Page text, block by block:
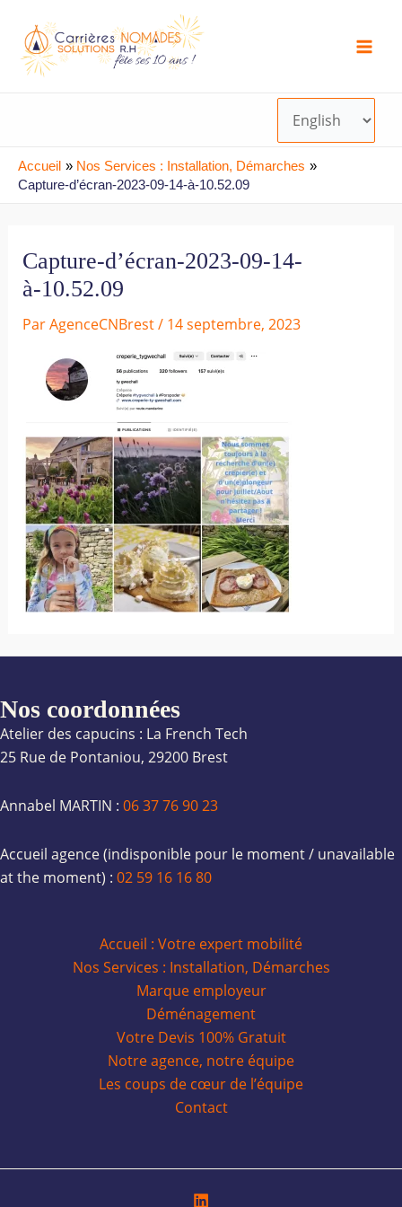
contenu
Accueil
Nos Services : Installation, Démarches
Capture-d’écran-2023-09-14-à-10.52.09
Capture-d’écran-2023-09-14-
à-10.52.09
ParAgenceCNBrest/ 14 septembre, 2023
Nos coordonnées
Atelier des capucins : La French Tech
25 Rue de Pontaniou, 29200 Brest
Annabel MARTIN : 06 37 76 90 23
Accueil agence (indisponible pour le moment / unavailable
at the moment) : 02 59 16 16 80
Accueil : Votre expert mobilité
Nos Services : Installation, Démarches
Marque employeur
Déménagement
Votre Devis 100% Gratuit
Notre agence, notre équipe
Les coups de cœur de l’équipe
Contact